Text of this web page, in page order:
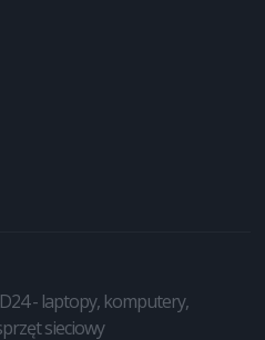
- laptopy, komputery,
sieciowy